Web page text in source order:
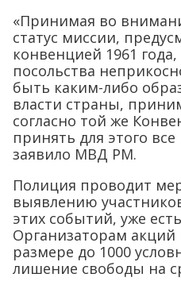
«Принимая во
статус миссии,
конвенцией 1961
посольства
быть каким-либо
власти страны,
согласно той же
принять для этого
заявило МВД РМ.
Полиция проводит
выявлению
этих событий, уже
Организаторам
размере до 1000
лишение свободы на